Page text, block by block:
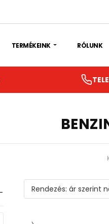
TERMÉKEINK RÓLUNK